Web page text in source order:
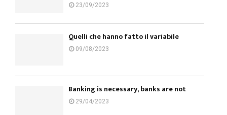
23/09/2023
Quelli che hanno fatto il variabile
09/08/2023
Banking is necessary, banks are not
29/04/2023